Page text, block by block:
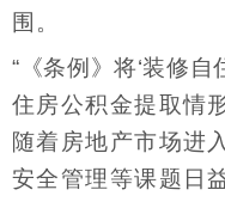
围。
“《条例》将‘装修
住房公积金提取情
随着房地产市场进
安全管理等课题日